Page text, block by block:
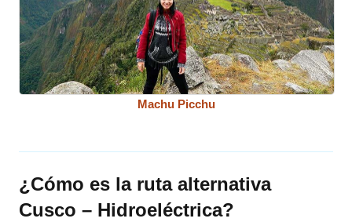
Machu Picchu
¿Cómo es la ruta alternativa
Cusco – Hidroeléctrica?